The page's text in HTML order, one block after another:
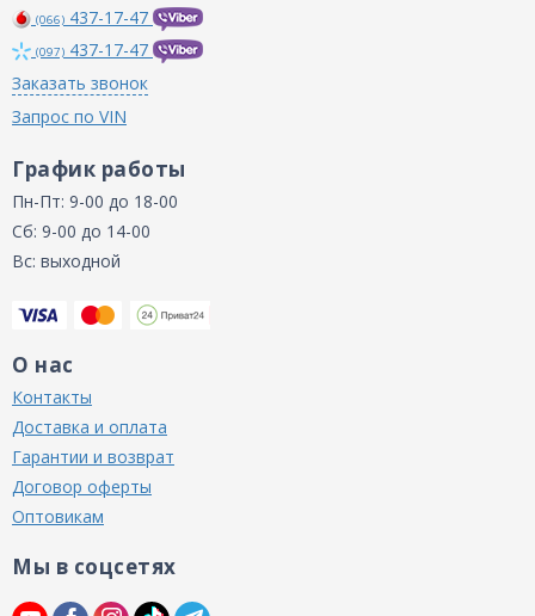
(066) 437-17-47
(097) 437-17-47
Заказать звонок
Запрос по VIN
График работы
Пн-Пт: 9-00 до 18-00
Сб: 9-00 до 14-00
Вс: выходной
О нас
Контакты
Доставка и оплата
Гарантии и возврат
Договор оферты
Оптовикам
Мы в соцсетях